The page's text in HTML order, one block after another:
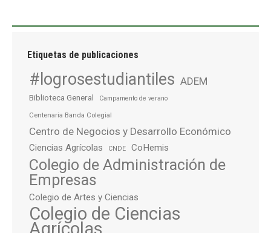
Etiquetas de publicaciones
#logrosestudiantiles ADEM
Biblioteca General Campamento de verano
Centenaria Banda Colegial
Centro de Negocios y Desarrollo Económico
Ciencias Agrícolas CNDE CoHemis
Colegio de Administración de
Empresas
Colegio de Artes y Ciencias
Colegio de Ciencias
Agrícolas